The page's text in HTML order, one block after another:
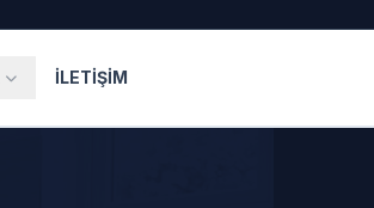
İLETIŞIM